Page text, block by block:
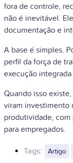
fora de controle,
não é inevitável.
documentação e
A base é simples.
perfil da força de
execução
Quando isso
viram investimento
produtividade, com
para empregados.
Tags: Artigo